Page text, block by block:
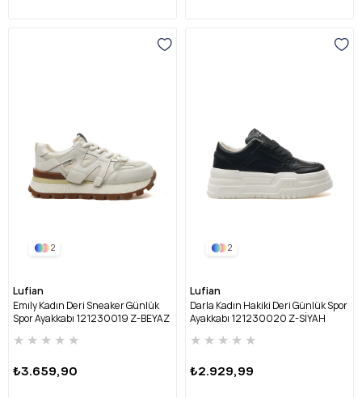
2
Lufian
Emıly Kadın Deri Sneaker Günlük
Spor Ayakkabı 121230019 Z-BEYAZ
★ ★ ★ ★ ★
₺3.659,90
2
Lufian
Darla Kadın Hakiki Deri Günlük Spor
Ayakkabı 121230020 Z-SİYAH
★ ★ ★ ★ ★
₺2.929,99